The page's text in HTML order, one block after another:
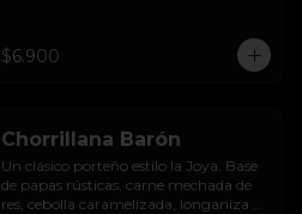
$6.900
Chorrillana Barón
Un clásico porteño estilo la Joya. Base
de papas rústicas, carne mechada de
res, cebolla caramelizada, longaniza